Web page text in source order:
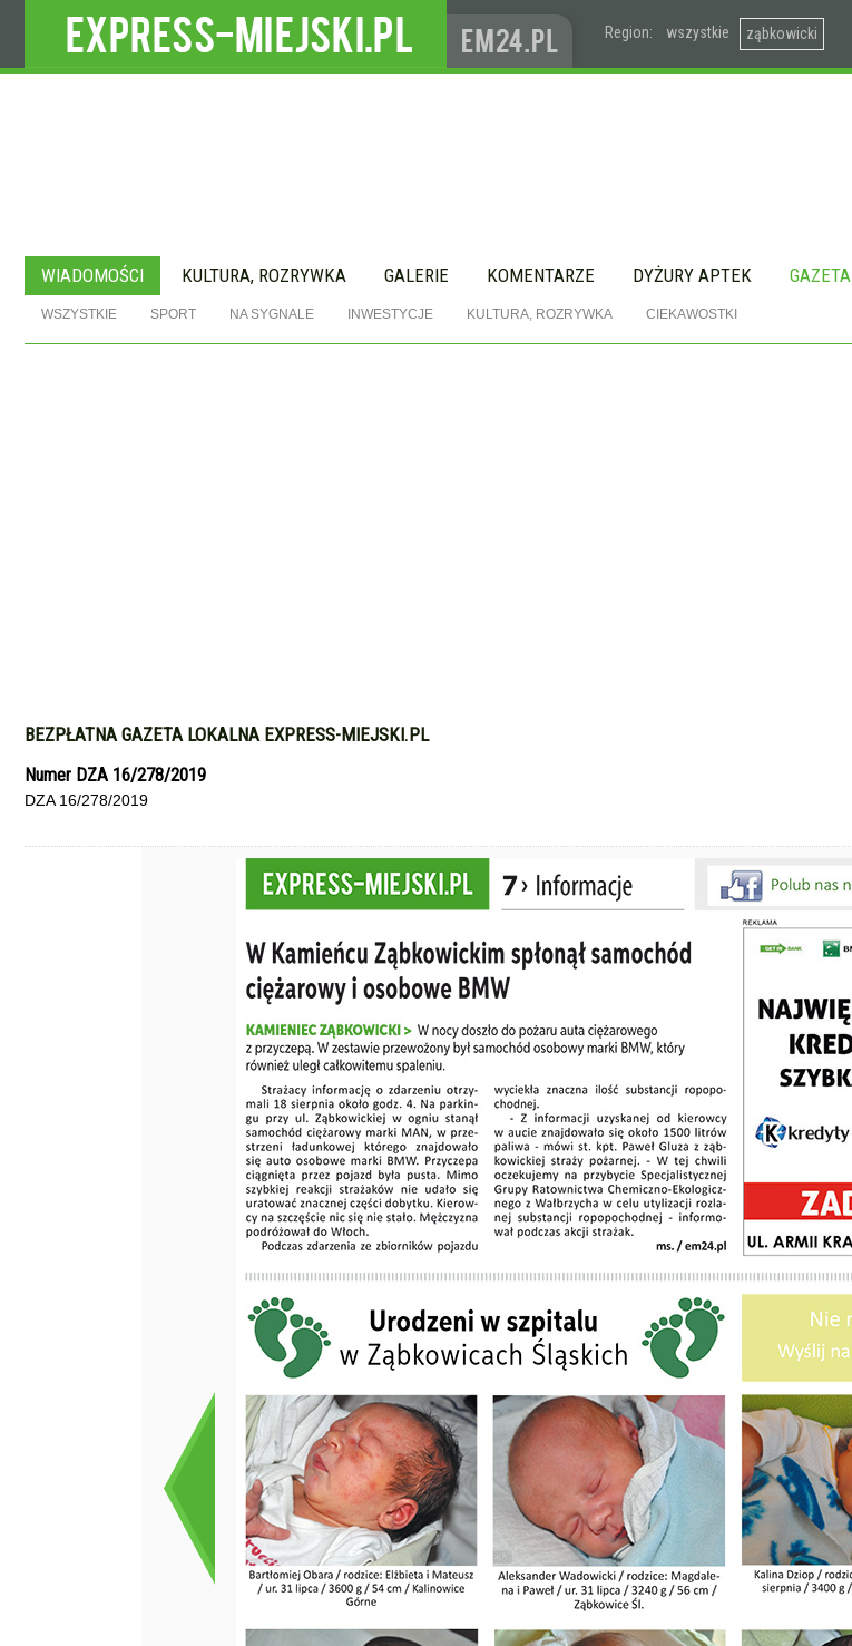
Region: wszystkie ząbkowicki
WIADOMOŚCI KULTURA, ROZRYWKA GALERIE KOMENTARZE DYŻURY APTEK GAZETA
WSZYSTKIE SPORT NA SYGNALE INWESTYCJE KULTURA, ROZRYWKA CIEKAWOSTKI
BEZPŁATNA GAZETA LOKALNA EXPRESS-MIEJSKI.PL
Numer DZA 16/278/2019
DZA 16/278/2019